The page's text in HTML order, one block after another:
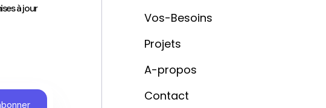
à jour
Vos-Besoins
Projets
A-propos
Contact